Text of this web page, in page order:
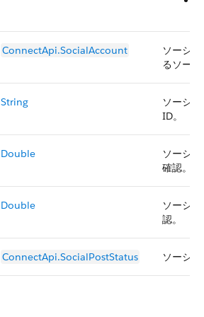
ConnectApi.SocialAccount
ソーシ
るソー
String
ソーシ
ID。
Double
ソーシ
確認。
Double
ソーシ
認。
ConnectApi.SocialPostStatus ソーシ